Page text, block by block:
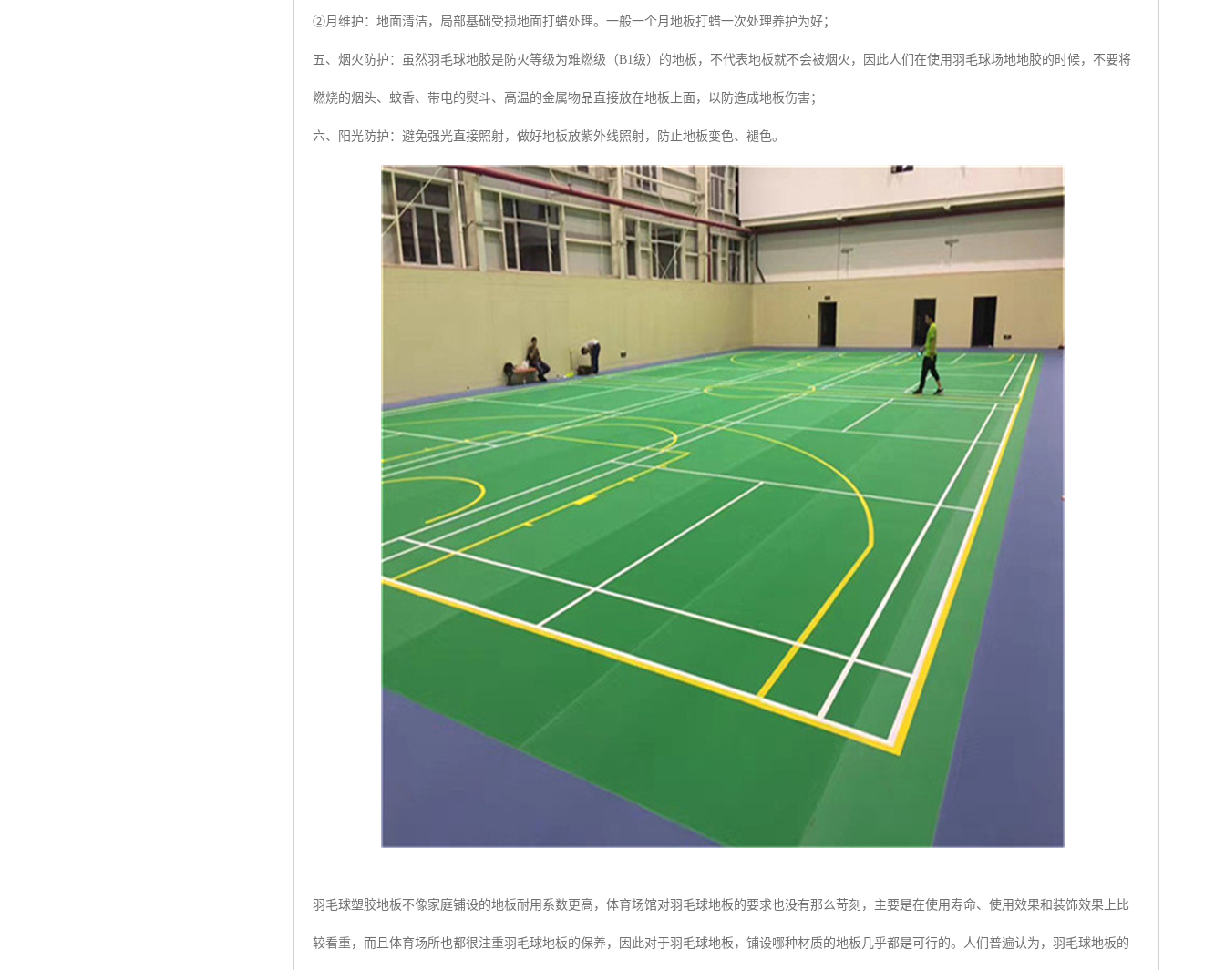
②月维护：地面清洁，局部基础受损地面打蜡处理。一般一个月地板打蜡一次处理养护为好；
五、烟火防护：虽然羽毛球地胶是防火等级为难燃级（B1级）的地板，不代表地板就不会被烟火，因此人们在使用羽毛球场地地胶的时候，不要将
燃烧的烟头、蚊香、带电的熨斗、高温的金属物品直接放在地板上面，以防造成地板伤害；
六、阳光防护：避免强光直接照射，做好地板放紫外线照射，防止地板变色、褪色。
羽毛球塑胶地板不像家庭铺设的地板耐用系数更高，体育场馆对羽毛球地板的要求也没有那么苛刻，主要是在使用寿命、使用效果和装饰效果上比
较看重，而且体育场所也都很注重羽毛球地板的保养，因此对于羽毛球地板，铺设哪种材质的地板几乎都是可行的。人们普遍认为，羽毛球地板的